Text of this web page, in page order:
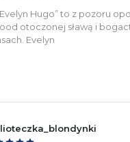
Hugo” to z pozoru
otoczonej sławą i
Evelyn